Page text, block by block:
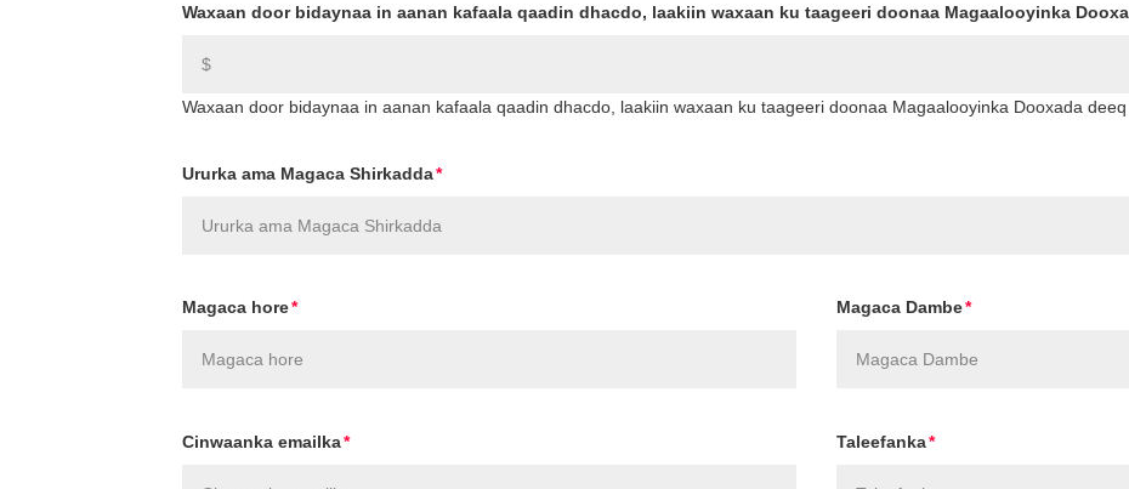
Waxaan door bidaynaa in aanan kafaala qaadin dhacdo, laakiin waxaan ku taageeri doonaa Magaalooyinka
Waxaan door bidaynaa in aanan kafaala qaadin dhacdo, laakiin waxaan ku taageeri doonaa Magaalooyinka Dooxada
Ururka ama Magaca Shirkadda
Magaca hore Magaca Dambe
Cinwaanka emailka Taleefanka